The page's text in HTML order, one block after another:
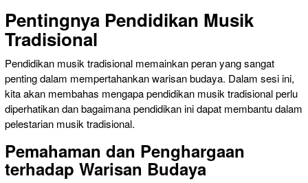
Pentingnya Pendidikan Musik
Tradisional
Pendidikan musik tradisional memainkan peran yang sangat
penting dalam mempertahankan warisan budaya. Dalam sesi ini,
kita akan membahas mengapa pendidikan musik tradisional perlu
diperhatikan dan bagaimana pendidikan ini dapat membantu dalam
pelestarian musik tradisional.
Pemahaman dan Penghargaan
terhadap Warisan Budaya